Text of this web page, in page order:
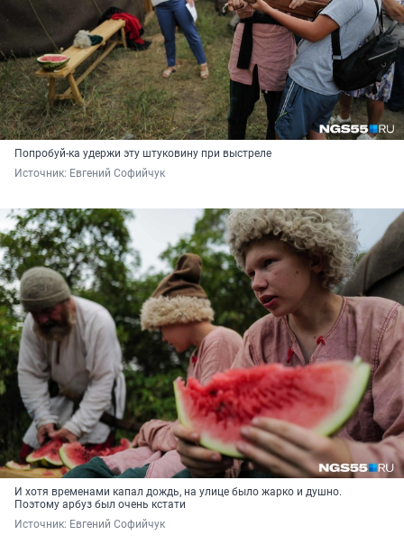
Попробуй-ка удержи эту штуковину при выстреле
Источник: Евгений Софийчук
И хотя временами капал дождь, на улице было жарко и душно.
Поэтому арбуз был очень кстати
Источник: Евгений Софийчук